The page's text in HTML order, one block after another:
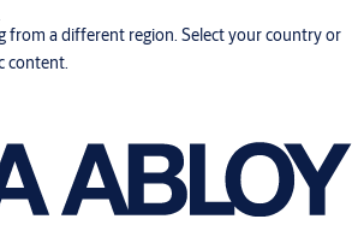
from a different region. Select your country or
content.